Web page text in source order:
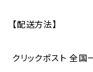
【配送方法】
クリックポスト 全